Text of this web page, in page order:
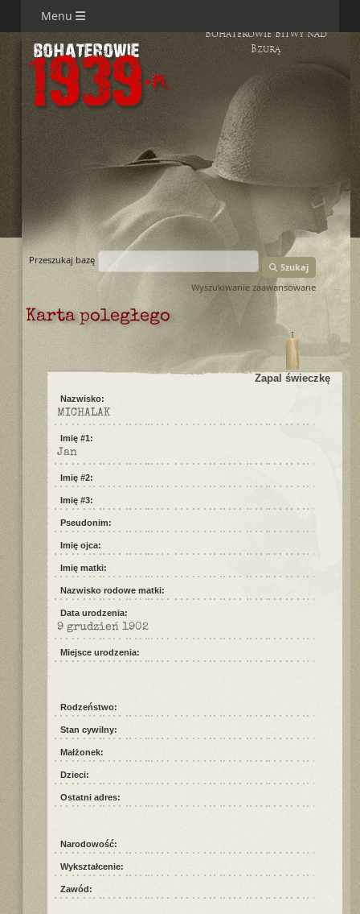
Menu
Bohaterowie Bitwy nad
Bzurą
Przeszukaj bazę
Szukaj
Wyszukiwanie zaawansowane
Karta poległego
Zapal świeczkę
Nazwisko:
MICHALAK
Imię #1:
Jan
Imię #2:
Imię #3:
Pseudonim:
Imię ojca:
Imię matki:
Nazwisko rodowe matki:
Data urodzenia:
9 grudzień 1902
Miejsce urodzenia:
Rodzeństwo:
Stan cywilny:
Małżonek:
Dzieci:
Ostatni adres:
Narodowość:
Wykształcenie:
Zawód: